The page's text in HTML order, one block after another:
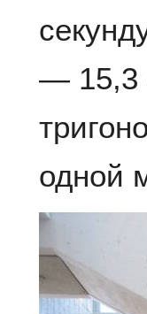
— 15,3
одной